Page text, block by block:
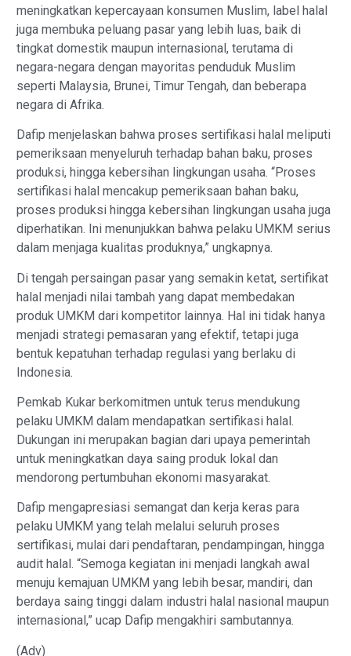
meningkatkan kepercayaan konsumen Muslim, label halal
juga membuka peluang pasar yang lebih luas, baik di
tingkat domestik maupun internasional, terutama di
negara-negara dengan mayoritas penduduk Muslim
seperti Malaysia, Brunei, Timur Tengah, dan beberapa
negara di Afrika.
Dafip menjelaskan bahwa proses sertifikasi halal meliputi
pemeriksaan menyeluruh terhadap bahan baku, proses
produksi, hingga kebersihan lingkungan usaha. “Proses
sertifikasi halal mencakup pemeriksaan bahan baku,
proses produksi hingga kebersihan lingkungan usaha juga
diperhatikan. Ini menunjukkan bahwa pelaku UMKM serius
dalam menjaga kualitas produknya,” ungkapnya.
Di tengah persaingan pasar yang semakin ketat, sertifikat
halal menjadi nilai tambah yang dapat membedakan
produk UMKM dari kompetitor lainnya. Hal ini tidak hanya
menjadi strategi pemasaran yang efektif, tetapi juga
bentuk kepatuhan terhadap regulasi yang berlaku di
Indonesia.
Pemkab Kukar berkomitmen untuk terus mendukung
pelaku UMKM dalam mendapatkan sertifikasi halal.
Dukungan ini merupakan bagian dari upaya pemerintah
untuk meningkatkan daya saing produk lokal dan
mendorong pertumbuhan ekonomi masyarakat.
Dafip mengapresiasi semangat dan kerja keras para
pelaku UMKM yang telah melalui seluruh proses
sertifikasi, mulai dari pendaftaran, pendampingan, hingga
audit halal. “Semoga kegiatan ini menjadi langkah awal
menuju kemajuan UMKM yang lebih besar, mandiri, dan
berdaya saing tinggi dalam industri halal nasional maupun
internasional,” ucap Dafip mengakhiri sambutannya.
(Adv)